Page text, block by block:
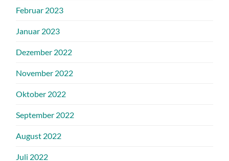
Februar 2023
Januar 2023
Dezember 2022
November 2022
Oktober 2022
September 2022
August 2022
Juli 2022